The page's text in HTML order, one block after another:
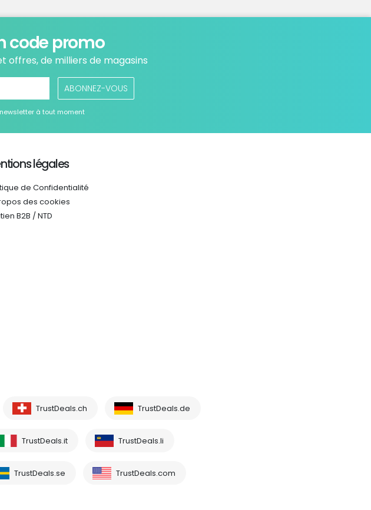
code promo
offres, de milliers de magasins
ABONNEZ-VOUS
à tout moment
légales
de Confidentialité
des cookies
B2B / NTD
TrustDeals.ch TrustDeals.de
TrustDeals.it TrustDeals.li
TrustDeals.se TrustDeals.com